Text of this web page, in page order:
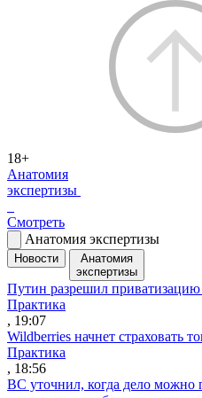
18+
Анатомия
экспертизы
Смотреть
Анатомия экспертизы
Новости
Анатомия
экспертизы
Путин разрешил
Практика
, 19:07
Wildberries начнет страховать
Практика
, 18:56
ВС уточнил, когда дело можно